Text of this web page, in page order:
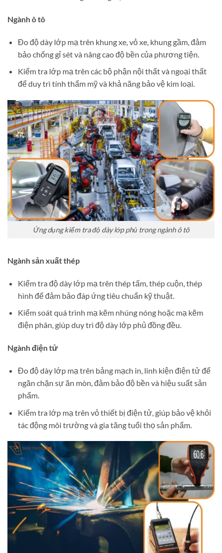
Ngành ô tô
Đo độ dày lớp mạ trên khung xe, vỏ xe, khung gầm, đảm
bảo chống gỉ sét và nâng cao độ bền của phương tiện.
Kiểm tra lớp mạ trên các bộ phận nội thất và ngoại thất
để duy trì tính thẩm mỹ và khả năng bảo vệ kim loại.
Ứng dụng kiểm tra độ dày lớp phủ trong ngành ô tô
Ngành sản xuất thép
Kiểm tra độ dày lớp mạ trên thép tấm, thép cuộn, thép
hình để đảm bảo đáp ứng tiêu chuẩn kỹ thuật.
Kiểm soát quá trình mạ kẽm nhúng nóng hoặc mạ kẽm
điện phân, giúp duy trì độ dày lớp phủ đồng đều.
Ngành điện tử
Đo độ dày lớp mạ trên bảng mạch in, linh kiện điện tử để
ngăn chặn sự ăn mòn, đảm bảo độ bền và hiệu suất sản
phẩm.
Kiểm tra lớp mạ trên vỏ thiết bị điện tử, giúp bảo vệ khỏi
tác động môi trường và gia tăng tuổi thọ sản phẩm.